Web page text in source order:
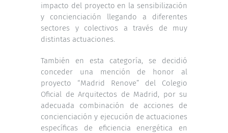
impacto del proyecto en la sensibilización
y concienciación llegando a diferentes
sectores y colectivos a través de muy
distintas actuaciones.
También en esta categoría, se decidió
conceder una mención de honor al
proyecto “Madrid Renove” del Colegio
Oficial de Arquitectos de Madrid, por su
adecuada combinación de acciones de
concienciación y ejecución de actuaciones
específicas de eficiencia energética en